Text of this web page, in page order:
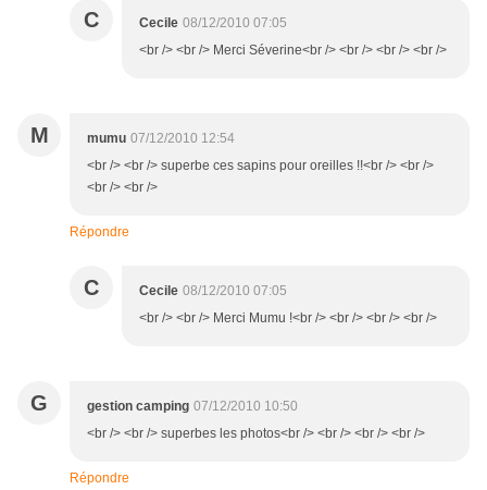
C Cecile 08/12/2010 07:05
<br /> <br /> Merci Séverine<br /> <br /> <br /> <br />
M mumu 07/12/2010 12:54
<br /> <br /> superbe ces sapins pour oreilles !!<br /> <br />
<br /> <br />
Répondre
C Cecile 08/12/2010 07:05
<br /> <br /> Merci Mumu !<br /> <br /> <br /> <br />
G gestion camping 07/12/2010 10:50
<br /> <br /> superbes les photos<br /> <br /> <br /> <br />
Répondre